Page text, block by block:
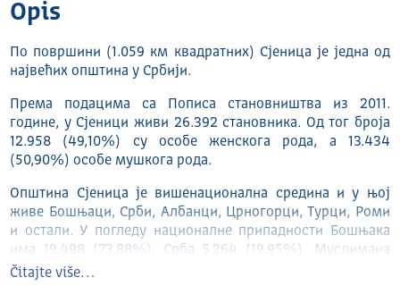
Opis
По површини (1.059 км квадратних) Сјеница је једна од
највећих општина у Србији.
Према подацима са Пописа становништва из 2011.
године, у Сјеници живи 26.392 становника. Од тог броја
12.958 (49,10%) су особе женскога рода, а 13.434
(50,90%) особе мушкога рода.
Општина Сјеница је вишенационална средина и у њој
живе Бошњаци, Срби, Албанци, Црногорци, Турци, Роми
и остали. У погледу националне припадности Бошњака
има 19.498 (73,88%), Срба 5.264 (19,95%), Муслимана
1.234 (4,68%), Рома 93 (0,35%), Албанаца 29 (0,11%) и
Čitajte više…